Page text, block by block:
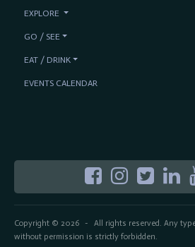
Copyright © 2026- All rights reserved. Any
without permission is strictly forbidden.
EXPLORE
GO / SEE
EAT / DRINK
EVENTS CALENDAR